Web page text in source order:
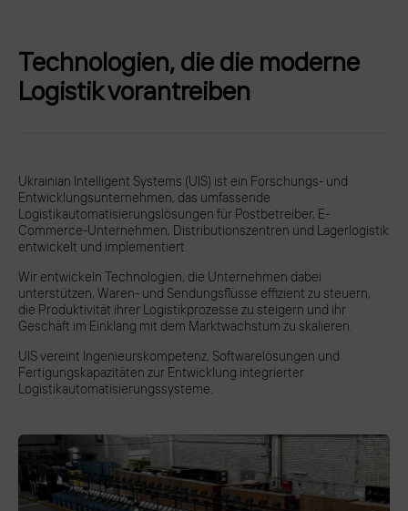
Technologien, die die moderne
Logistik vorantreiben
Ukrainian Intelligent Systems (UIS) ist ein Forschungs- und
Entwicklungsunternehmen, das umfassende
Logistikautomatisierungslösungen für Postbetreiber, E-
Commerce-Unternehmen, Distributionszentren und Lagerlogistik
entwickelt und implementiert.
Wir entwickeln Technologien, die Unternehmen dabei
unterstützen, Waren- und Sendungsflüsse effizient zu steuern,
die Produktivität ihrer Logistikprozesse zu steigern und ihr
Geschäft im Einklang mit dem Marktwachstum zu skalieren.
UIS vereint Ingenieurskompetenz, Softwarelösungen und
Fertigungskapazitäten zur Entwicklung integrierter
Logistikautomatisierungssysteme.